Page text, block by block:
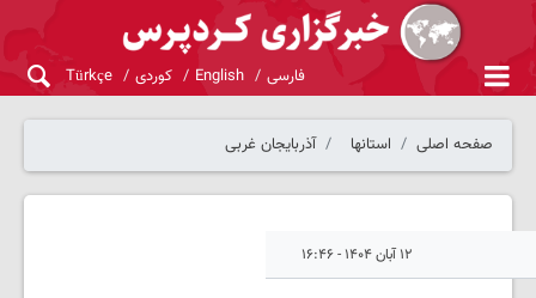
فارسی English کوردی Türkçe
صفحه اصلی استانها آذربایجان غربی
۱۲ آبان ۱۴۰۴ - ۱۶:۴۶